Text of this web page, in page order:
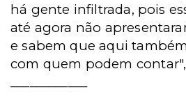
há gente infiltrada, pois
até agora não
e sabem que aqui
com quem podem